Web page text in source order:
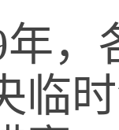
年
临